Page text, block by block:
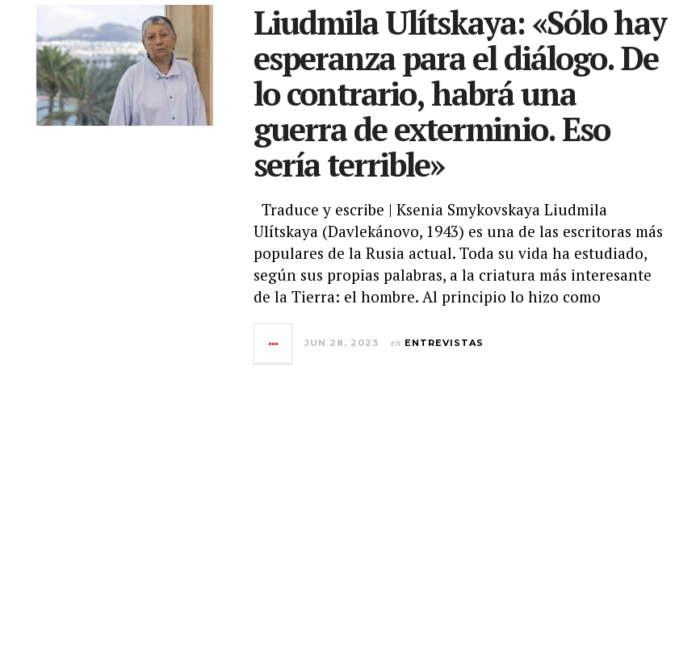
Liudmila Ulítskaya: «Sólo hay
esperanza para el diálogo. De
lo contrario, habrá una
guerra de exterminio. Eso
sería terrible»
Traduce y escribe | Ksenia Smykovskaya Liudmila
Ulítskaya (Davlekánovo, 1943) es una de las escritoras más
populares de la Rusia actual. Toda su vida ha estudiado,
según sus propias palabras, a la criatura más interesante
de la Tierra: el hombre. Al principio lo hizo como
JUN 28, 2023 en ENTREVISTAS